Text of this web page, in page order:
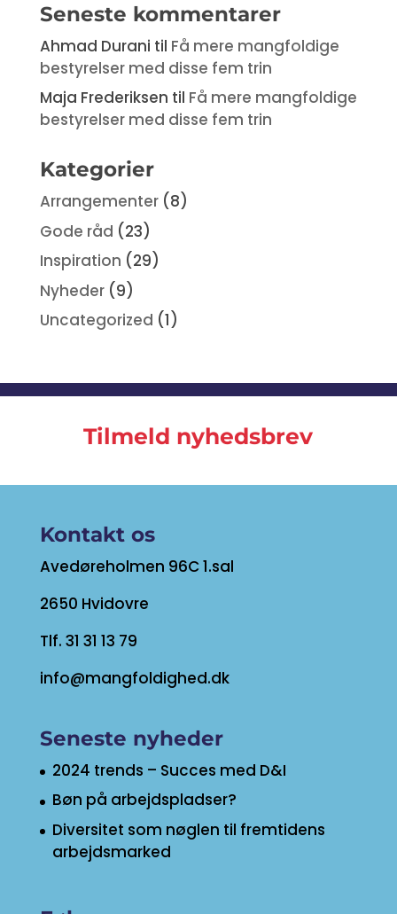
Seneste kommentarer
Ahmad Durani til Få mere mangfoldige
bestyrelser med disse fem trin
Maja Frederiksen til Få mere mangfoldige
bestyrelser med disse fem trin
Kategorier
Arrangementer(8)
Gode råd (23)
Inspiration (29)
Nyheder(9)
Uncategorized (1)
Tilmeld nyhedsbrev
Kontakt os
Avedøreholmen 96C 1.sal
2650 Hvidovre
Tlf. 31 31 13 79
info@mangfoldighed.dk
Seneste nyheder
2024 trends – Succes med D&I
Bøn på arbejdspladser?
Diversitet som nøglen til fremtidens
arbejdsmarked